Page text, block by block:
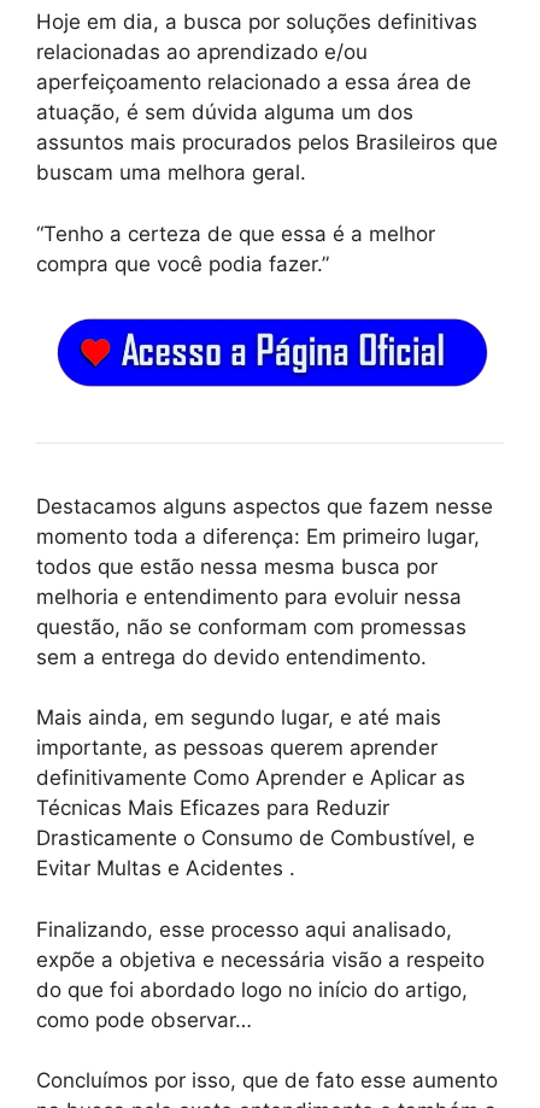
Hoje em dia, a busca por soluções definitivas
relacionadas ao aprendizado e/ou
aperfeiçoamento relacionado a essa área de
atuação, é sem dúvida alguma um dos
assuntos mais procurados pelos Brasileiros que
buscam uma melhora geral.
“Tenho a certeza de que essa é a melhor
compra que você podia fazer.”
Destacamos alguns aspectos que fazem nesse
momento toda a diferença: Em primeiro lugar,
todos que estão nessa mesma busca por
melhoria e entendimento para evoluir nessa
questão, não se conformam com promessas
sem a entrega do devido entendimento.
Mais ainda, em segundo lugar, e até mais
importante, as pessoas querem aprender
definitivamente Como Aprender e Aplicar as
Técnicas Mais Eficazes para Reduzir
Drasticamente o Consumo de Combustível, e
Evitar Multas e Acidentes .
Finalizando, esse processo aqui analisado,
expõe a objetiva e necessária visão a respeito
do que foi abordado logo no início do artigo,
como pode observar…
Concluímos por isso, que de fato esse aumento